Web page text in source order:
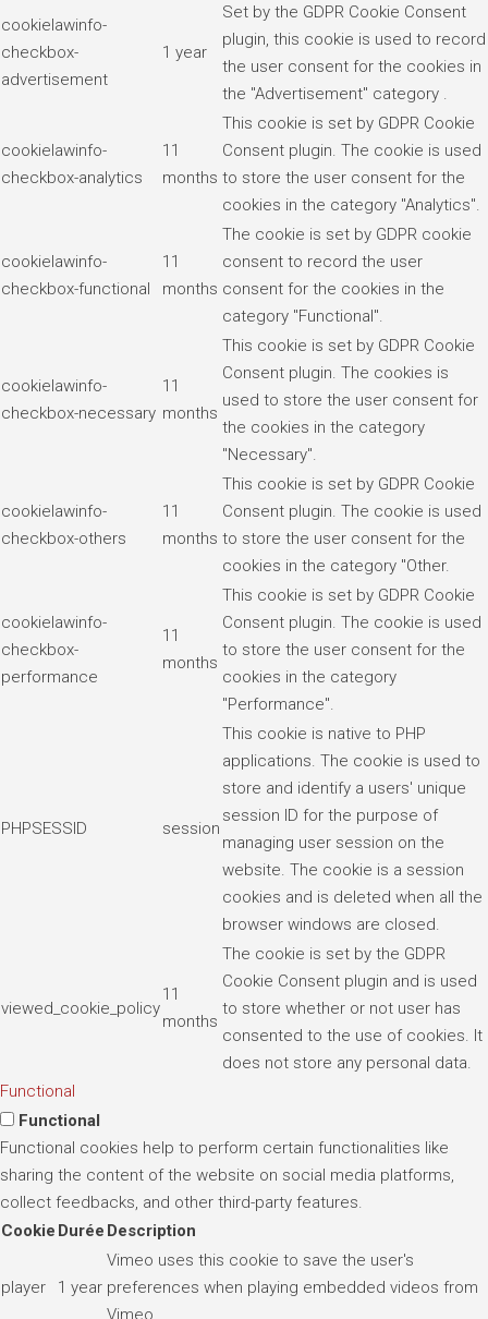
cookielawinfo-
checkbox-
advertisement
1 year
Set by the GDPR Cookie Consent
plugin, this cookie is used to record
the user consent for the cookies in
the "Advertisement" category .
cookielawinfo-
checkbox-analytics
11
months
This cookie is set by GDPR Cookie
Consent plugin. The cookie is used
to store the user consent for the
cookies in the category "Analytics".
cookielawinfo-
checkbox-functional
11
months
The cookie is set by GDPR cookie
consent to record the user
consent for the cookies in the
category "Functional".
cookielawinfo-
checkbox-necessary
11
months
This cookie is set by GDPR Cookie
Consent plugin. The cookies is
used to store the user consent for
the cookies in the category
"Necessary".
cookielawinfo-
checkbox-others
11
months
This cookie is set by GDPR Cookie
Consent plugin. The cookie is used
to store the user consent for the
cookies in the category "Other.
cookielawinfo-
checkbox-
performance
11
months
This cookie is set by GDPR Cookie
Consent plugin. The cookie is used
to store the user consent for the
cookies in the category
"Performance".
PHPSESSID session
This cookie is native to PHP
applications. The cookie is used to
store and identify a users' unique
session ID for the purpose of
managing user session on the
website. The cookie is a session
cookies and is deleted when all the
browser windows are closed.
viewed_cookie_policy
11
months
The cookie is set by the GDPR
Cookie Consent plugin and is used
to store whether or not user has
consented to the use of cookies. It
does not store any personal data.
Functional
Functional
Functional cookies help to perform certain functionalities like
sharing the content of the website on social media platforms,
collect feedbacks, and other third-party features.
Cookie Durée Description
player 1 year
Vimeo uses this cookie to save the user's
preferences when playing embedded videos from
Vimeo.